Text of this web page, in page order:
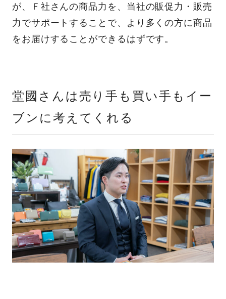
が、Ｆ社さんの商品力を、当社の販促力・販売
力でサポートすることで、より多くの方に商品
をお届けすることができるはずです。
堂國さんは売り手も買い手もイー
ブンに考えてくれる